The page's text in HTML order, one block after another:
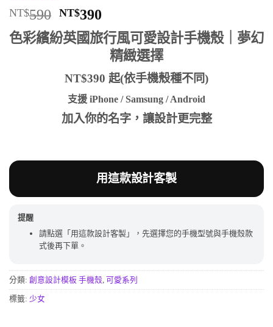
評分5/
5，已有
9
位
顧客進行評
分
NT$590 原
始
價
NT$590。
NT$390
前
價
格：
NT$390。
色彩繽紛英國旅行風可愛設計手機殼｜夢幻
精緻選擇
NT$390 起(依手機殼種不同)
支援 iPhone / Samsung / Android
加入你的名字，讓設計更完整
用這款設計客製
提醒
請點選「用這款設計客製」，先選擇您的手機型號與手機殼款
式後再下單。
分類: 創意設計模板 手機殼 可愛系列
標籤: 少女